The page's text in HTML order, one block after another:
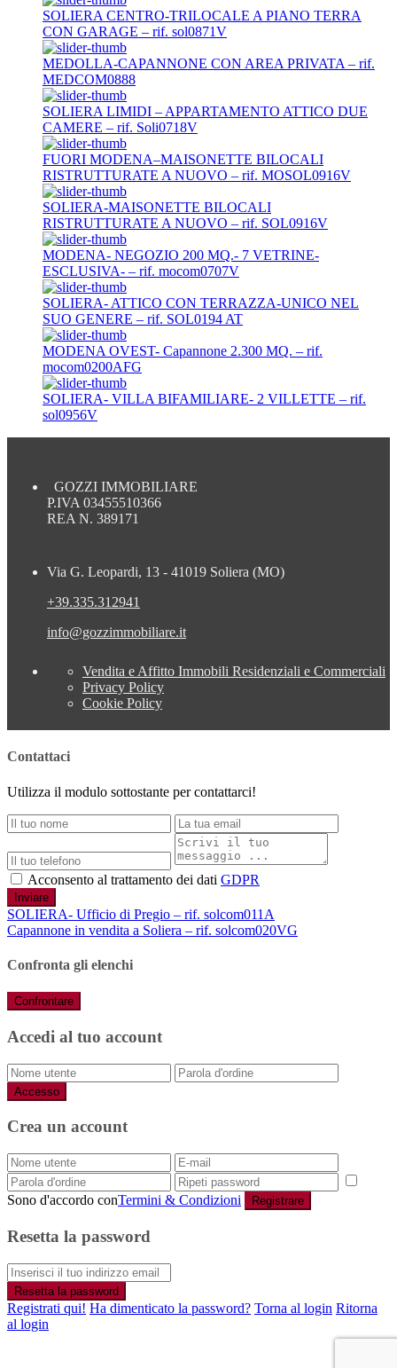
SOLIERA CENTRO-TRILOCALE A PIANO TERRA
CON GARAGE – rif. sol0871V
MEDOLLA-CAPANNONE CON AREA PRIVATA – rif.
MEDCOM0888
SOLIERA LIMIDI – APPARTAMENTO ATTICO DUE
CAMERE – rif. Soli0718V
FUORI MODENA–MAISONETTE BILOCALI
RISTRUTTURATE A NUOVO – rif. MOSOL0916V
SOLIERA-MAISONETTE BILOCALI
RISTRUTTURATE A NUOVO – rif. SOL0916V
MODENA- NEGOZIO 200 MQ.- 7 VETRINE-
ESCLUSIVA- – rif. mocom0707V
SOLIERA- ATTICO CON TERRAZZA-UNICO NEL
SUO GENERE – rif. SOL0194 AT
MODENA OVEST- Capannone 2.300 MQ. – rif.
mocom0200AFG
SOLIERA- VILLA BIFAMILIARE- 2 VILLETTE – rif.
sol0956V
GOZZI IMMOBILIARE
P.IVA 03455510366
REA N. 389171
Via G. Leopardi, 13 - 41019 Soliera (MO)
+39.335.312941
info@gozzimmobiliare.it
Vendita e Affitto Immobili Residenziali e Commerciali
Privacy Policy
Cookie Policy
Contattaci
Utilizza il modulo sottostante per contattarci!
Acconsento al trattamento dei dati GDPR
Inviare
SOLIERA- Ufficio di Pregio – rif. solcom011A
Capannone in vendita a Soliera – rif. solcom020VG
Confronta gli elenchi
Confrontare
Accedi al tuo account
Accesso
Crea un account
Sono d'accordo conTermini & Condizioni Registrare
Resetta la password
Resetta la password
Registrati qui! Ha dimenticato la password? Torna al login Ritorna
al login